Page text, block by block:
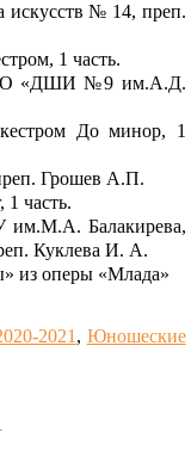
искусств № 14, преп.
1 часть.
«ДШИ №9 им.А.Д.
До минор, 1
Грошев А.П.
часть.
Балакирева,
Куклева И. А.
из оперы «Млада»
2021, Юношеские